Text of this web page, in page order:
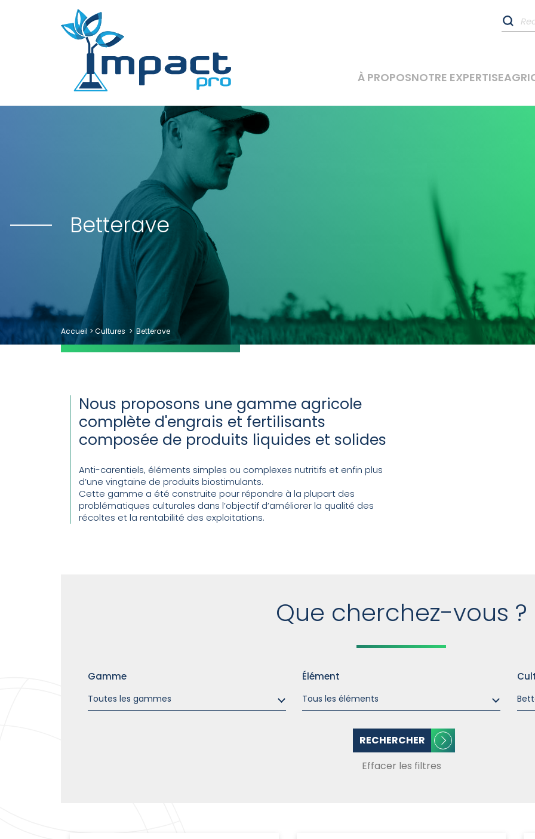
À PROPOSNOTRE EXPERTISE
Accueil > Cultures > Betterave
Betterave
Nous proposons une gamme agricole
complète d'engrais et fertilisants
composée de produits liquides et solides
Anti-carentiels, éléments simples ou complexes nutritifs et enfin plus
d’une vingtaine de produits biostimulants.
Cette gamme a été construite pour répondre à la plupart des
problématiques culturales dans l’objectif d’améliorer la qualité des
récoltes et la rentabilité des exploitations.
Que cherchez-vous ?
Gamme Élément
RECHERCHER
Effacer les filtres